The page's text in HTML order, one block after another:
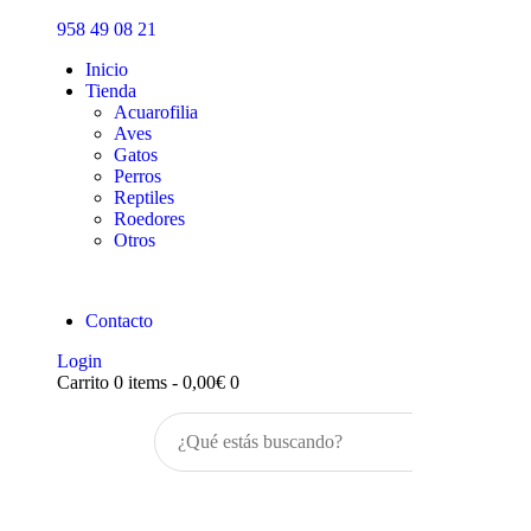
958 49 08 21
Inicio
Tienda
Acuarofilia
Aves
Gatos
Perros
Reptiles
Roedores
Otros
Contacto
Login
Carrito 0 items - 0,00€ 0
Inicio